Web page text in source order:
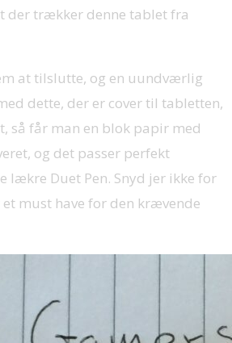
der trækker denne tablet fra
at tilslutte, og en uundværlig
dette, der er cover til tabletten,
så får man en blok papir med
og det passer perfekt
lækre Duet Pen. Snyd jer ikke for
must have for den krævende